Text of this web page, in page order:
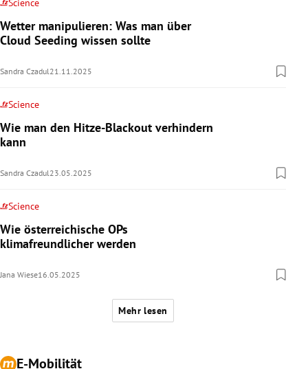
Science
Wetter manipulieren: Was man über
Cloud Seeding wissen sollte
Sandra Czadul21.11.2025
Science
Wie man den Hitze-Blackout verhindern
kann
Sandra Czadul23.05.2025
Science
Wie österreichische OPs
klimafreundlicher werden
Jana Wiese16.05.2025
Mehr lesen
E-Mobilität